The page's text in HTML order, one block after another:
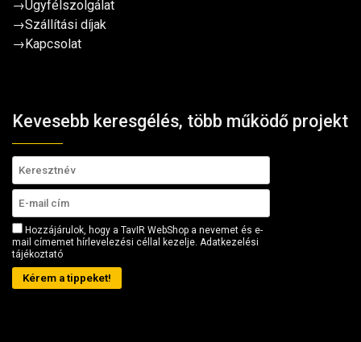
→Ügyfélszolgálat
→Szállítási díjak
→Kapcsolat
Kevesebb keresgélés, több működő projekt
Hozzájárulok, hogy a TavIR WebShop a nevemet és e-
mail címemet hírlevelezési céllal kezelje. Adatkezelési
tájékoztató
Kérem a tippeket!